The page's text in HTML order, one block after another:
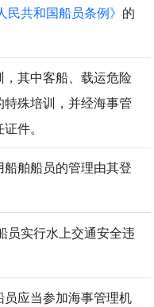
民共和国船员条例》 的
其中客船、载运危险
殊培训，并经海事管
件。
舶船员的管理由其登
实行水上交通安全违
应当参加海事管理机